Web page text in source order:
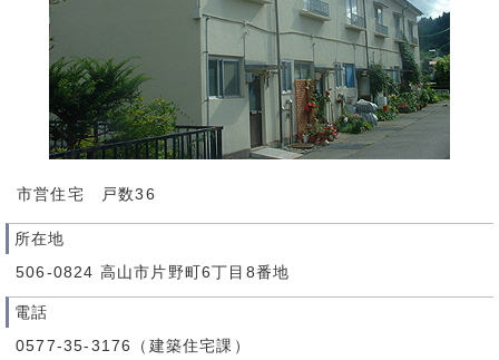
市営住宅 戸数36
所在地
506-0824 高山市片野町6丁目8番地
電話
0577-35-3176（建築住宅課）